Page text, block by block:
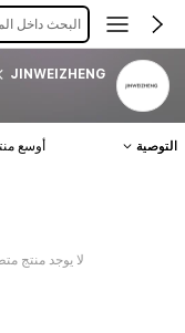
البحث داخل
JINWEIZHENG
التوصية أوسع
لا يوجد منتج